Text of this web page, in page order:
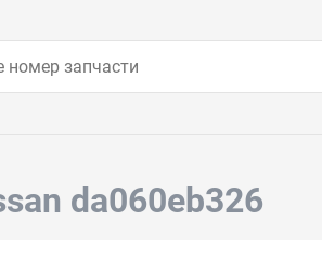
da060eb326